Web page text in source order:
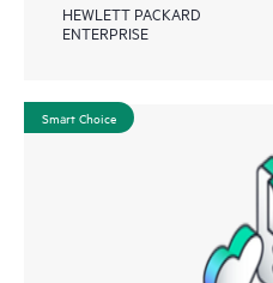
HEWLETT PACKARD
ENTERPRISE
Smart Choice